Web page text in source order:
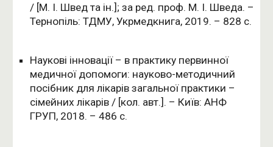
/ [М. І. Швед та ін.]; за ред. проф. М. І. Шведа. –
Тернопіль: ТДМУ, Укрмедкнига, 2019. – 828 с.
Наукові інновації – в практику первинної
медичної допомоги: науково-методичний
посібник для лікарів загальної практики –
сімейних лікарів / [кол. авт.]. – Київ: АНФ
ГРУП, 2018. – 486 с.